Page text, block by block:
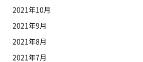
2021年10月
2021年9月
2021年8月
2021年7月